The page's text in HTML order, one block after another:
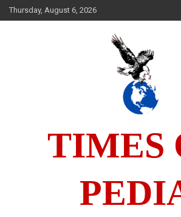
Skip
to
Thursday, August 6, 2026
TIMES